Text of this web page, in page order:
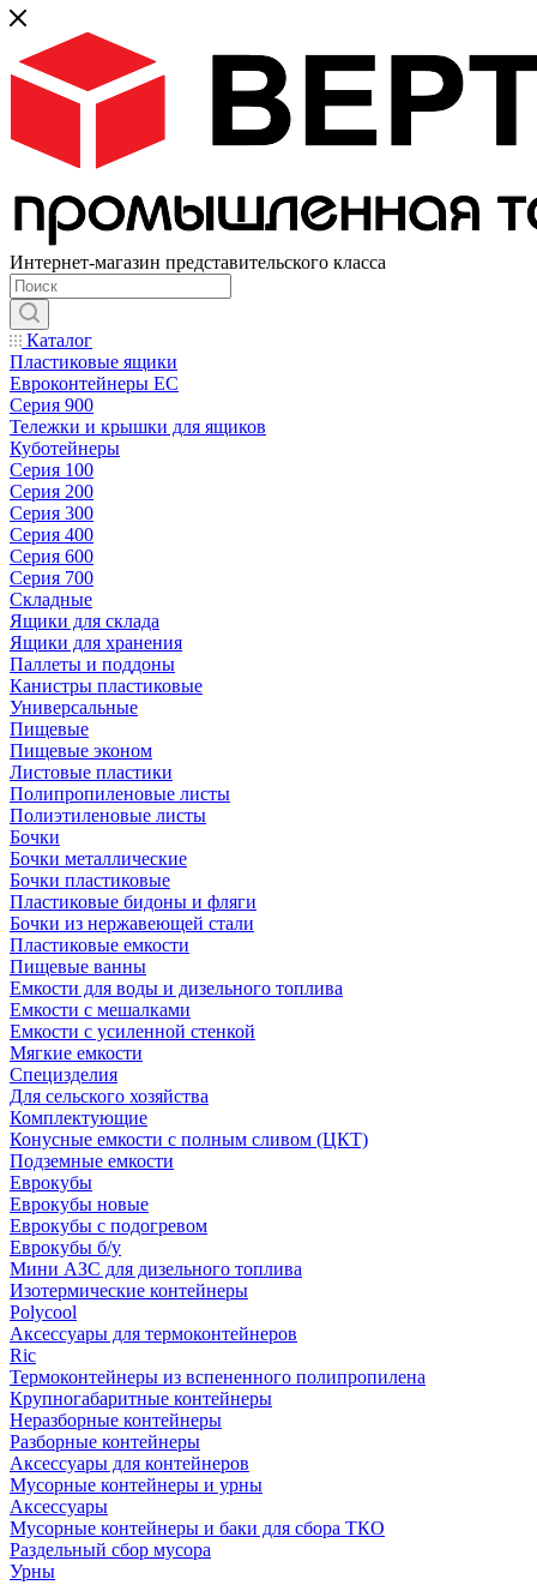
Интернет-магазин представительского класса
Каталог
Пластиковые ящики
Евроконтейнеры ЕС
Серия 900
Тележки и крышки для ящиков
Куботейнеры
Серия 100
Серия 200
Серия 300
Серия 400
Серия 600
Серия 700
Складные
Ящики для склада
Ящики для хранения
Паллеты и поддоны
Канистры пластиковые
Универсальные
Пищевые
Пищевые эконом
Листовые пластики
Полипропиленовые листы
Полиэтиленовые листы
Бочки
Бочки металлические
Бочки пластиковые
Пластиковые бидоны и фляги
Бочки из нержавеющей стали
Пластиковые емкости
Пищевые ванны
Емкости для воды и дизельного топлива
Емкости с мешалками
Емкости с усиленной стенкой
Мягкие емкости
Специзделия
Для сельского хозяйства
Комплектующие
Конусные емкости с полным сливом (ЦКТ)
Подземные емкости
Еврокубы
Еврокубы новые
Еврокубы с подогревом
Еврокубы б/у
Мини АЗС для дизельного топлива
Изотермические контейнеры
Polycool
Аксессуары для термоконтейнеров
Ric
Термоконтейнеры из вспененного полипропилена
Крупногабаритные контейнеры
Неразборные контейнеры
Разборные контейнеры
Аксессуары для контейнеров
Мусорные контейнеры и урны
Аксессуары
Мусорные контейнеры и баки для сбора ТКО
Раздельный сбор мусора
Урны